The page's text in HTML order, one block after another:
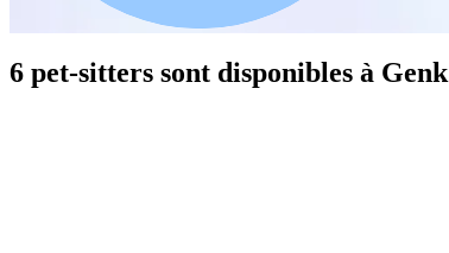
6 pet-sitters sont disponibles à Genk